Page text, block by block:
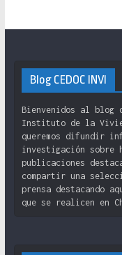
Blog CEDOC INVI
Bienvenidos al blog
Instituto de la
queremos difundir
investigación sobre
publicaciones
compartir una
prensa destacando
que se realicen en